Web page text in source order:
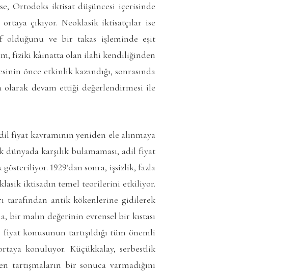
Ortodoks iktisat düşüncesi içerisinde
çıkıyor. Neoklasik iktisatçılar ise
olduğunu ve bir takas işleminde eşit
fiziki kâinatta olan ilahi kendiliğinden
önce etkinlik kazandığı, sonrasında
olarak devam ettiği değerlendirmesi ile
fiyat kavramının yeniden ele alınmaya
karşılık bulamaması, adil fiyat
1929’dan sonra, işsizlik, fazla
iktisadın temel teorilerini etkiliyor.
tarafından antik kökenlerine gidilerek
bir malın değerinin evrensel bir kıstası
konusunun tartışıldığı tüm önemli
konuluyor. Küçükkalay, serbestlik
tartışmaların bir sonuca varmadığını